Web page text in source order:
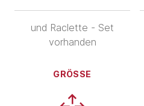
und Raclette - Set
vorhanden
GRÖSSE